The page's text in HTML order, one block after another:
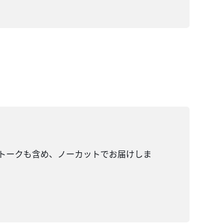
クも含め、ノーカットでお届けしま